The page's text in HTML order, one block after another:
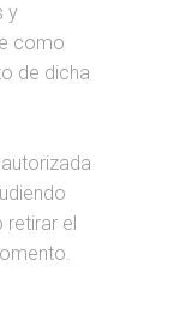
y
como
de dicha
retirar el